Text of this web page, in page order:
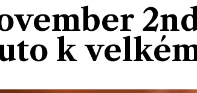
k